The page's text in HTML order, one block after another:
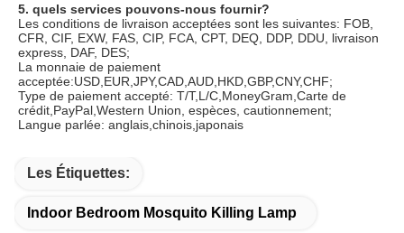
5. quels services pouvons-nous fournir?
Les conditions de livraison acceptées sont les suivantes: FOB,
CFR, CIF, EXW, FAS, CIP, FCA, CPT, DEQ, DDP, DDU, livraison
express, DAF, DES;
La monnaie de paiement
acceptée:USD,EUR,JPY,CAD,AUD,HKD,GBP,CNY,CHF;
Type de paiement accepté: T/T,L/C,MoneyGram,Carte de
crédit,PayPal,Western Union, espèces, cautionnement;
Langue parlée: anglais,chinois,japonais
Les Étiquettes:
Indoor Bedroom Mosquito Killing Lamp